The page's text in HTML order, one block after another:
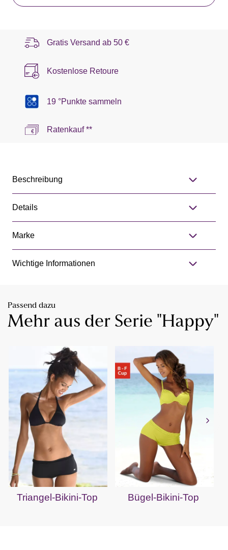
Gratis Versand ab 50 €
Kostenlose Retoure
19 °Punkte sammeln
Ratenkauf **
Beschreibung
Details
Marke
Wichtige Informationen
Passend dazu
Mehr aus der Serie "Happy"
Triangel-Bikini-Top Bügel-Bikini-Top